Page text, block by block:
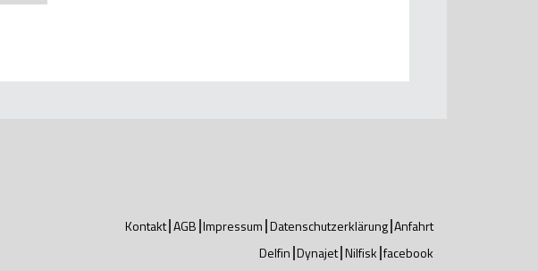
Kontakt AGB Impressum Datenschutzerklärung Anfahrt
Delfin Dynajet Nilfisk facebook